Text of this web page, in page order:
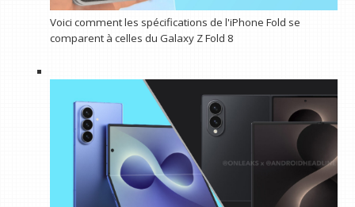
Voici comment les spécifications de l'iPhone Fold se
comparent à celles du Galaxy Z Fold 8